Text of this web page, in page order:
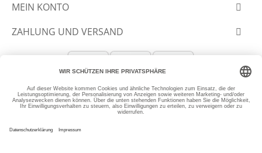
MEIN KONTO
ZAHLUNG UND VERSAND